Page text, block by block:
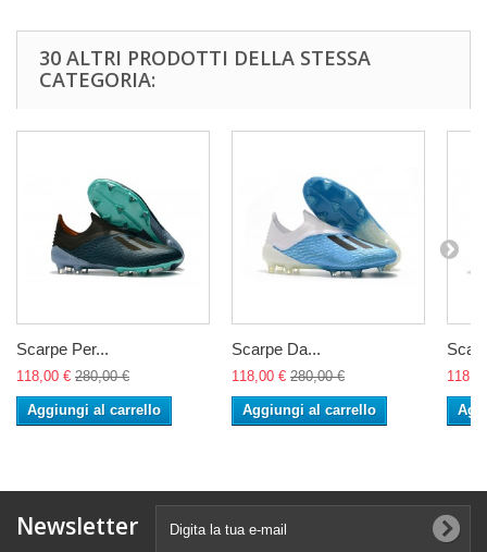
30 ALTRI PRODOTTI DELLA STESSA
CATEGORIA:
Scarpe Per...
118,00 € 280,00 €
Aggiungi al carrello
Scarpe Da...
118,00 € 280,00 €
Aggiungi al carrello
Newsletter